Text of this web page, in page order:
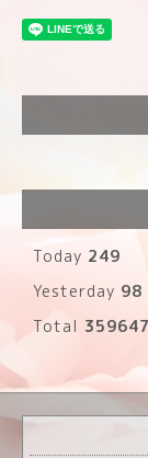
Today 249
Yesterday 98
Total 359647